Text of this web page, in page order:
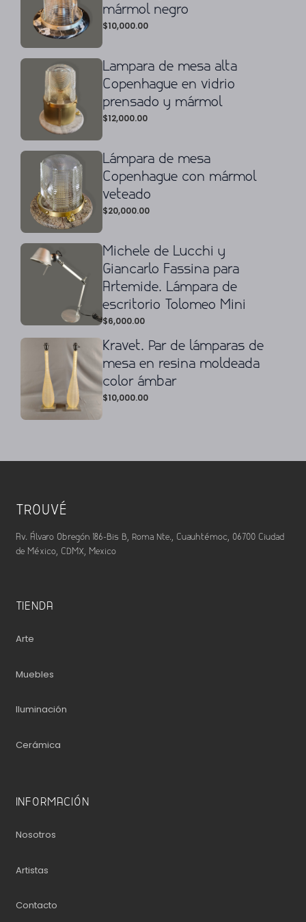
mármol negro
$10,000.00
Lampara de mesa alta
Copenhague en vidrio
prensado y mármol
$12,000.00
Lámpara de mesa
Copenhague con mármol
veteado
$20,000.00
Michele de Lucchi y
Giancarlo Fassina para
Artemide. Lámpara de
escritorio Tolomeo Mini
$6,000.00
Kravet. Par de lámparas de
mesa en resina moldeada
color ámbar
$10,000.00
TROUVÉ
Av. Álvaro Obregón 186-Bis B, Roma Nte., Cuauhtémoc, 06700 Ciudad
de México, CDMX, Mexico
TIENDA
Arte
Muebles
Iluminación
Cerámica
INFORMACIÓN
Nosotros
Artistas
Contacto